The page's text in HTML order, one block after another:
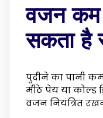
वजन कम
सकता है
पुदीने का पानी
मीठे पेय या कोल्ड
वजन नियंत्रित